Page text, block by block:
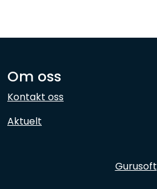
Om oss
Kontakt oss
Aktuelt
Gurusoft